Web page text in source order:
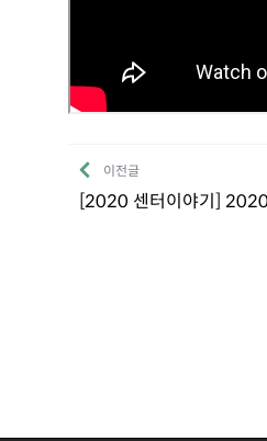
이전글
[2020 센터이야기] 2020